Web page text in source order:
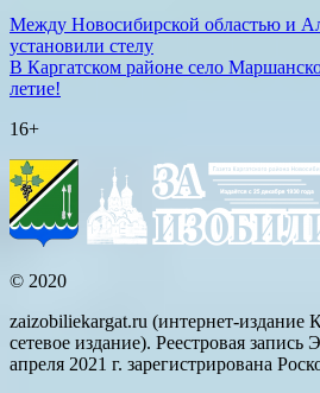
Между Новосибирской областью и
установили стелу
В Каргатском районе село
летие!
16+
© 2020
zaizobiliekargat.ru (интернет-издание
сетевое издание). Реестровая
апреля 2021 г. зарегистрирована